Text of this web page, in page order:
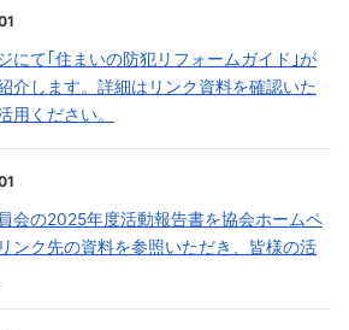
にて｢住まいの防犯リフォームガイド｣が
介します。詳細はリンク資料を確認いた
用ください。
会の2025年度活動報告書を協会ホームペ
ンク先の資料を参照いただき、皆様の活